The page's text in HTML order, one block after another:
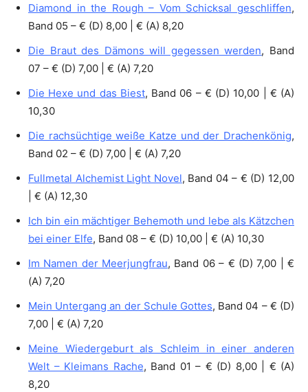
Diamond in the Rough – Vom Schicksal geschliffen,
Band 05 – € (D) 8,00 | € (A) 8,20
Die Braut des Dämons will gegessen werden, Band
07 – € (D) 7,00 | € (A) 7,20
Die Hexe und das Biest, Band 06 – € (D) 10,00 | € (A)
10,30
Die rachsüchtige weiße Katze und der Drachenkönig,
Band 02 – € (D) 7,00 | € (A) 7,20
Fullmetal Alchemist Light Novel, Band 04 – € (D) 12,00
| € (A) 12,30
Ich bin ein mächtiger Behemoth und lebe als Kätzchen
bei einer Elfe, Band 08 – € (D) 10,00 | € (A) 10,30
Im Namen der Meerjungfrau, Band 06 – € (D) 7,00 | €
(A) 7,20
Mein Untergang an der Schule Gottes, Band 04 – € (D)
7,00 | € (A) 7,20
Meine Wiedergeburt als Schleim in einer anderen
Welt – Kleimans Rache, Band 01 – € (D) 8,00 | € (A)
8,20